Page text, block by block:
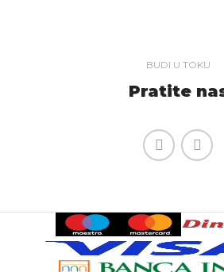
BUDI U TOKU
Pratite